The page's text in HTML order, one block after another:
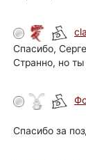
Спасибо,
Странно, но
Спасибо за